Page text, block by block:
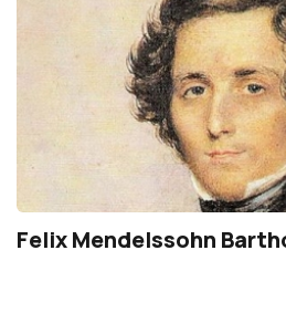
Felix Mendelssohn